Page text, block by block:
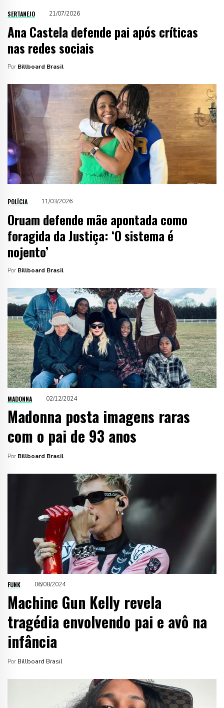
SERTANEJO 21/07/2026
Ana Castela defende pai após críticas
nas redes sociais
Por Billboard Brasil
POLÍCIA 11/03/2026
Oruam defende mãe apontada como
foragida da Justiça: ‘O sistema é
nojento’
Por Billboard Brasil
MADONNA 02/12/2024
Madonna posta imagens raras
com o pai de 93 anos
Por Billboard Brasil
FUNK 06/08/2024
Machine Gun Kelly revela
tragédia envolvendo pai e avô na
infância
Por Billboard Brasil